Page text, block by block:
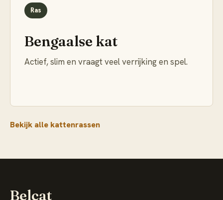
Ras
Bengaalse kat
Actief, slim en vraagt veel verrijking en spel.
Bekijk alle kattenrassen
Belcat